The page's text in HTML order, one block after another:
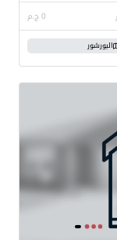
0 ج.م
البورشور